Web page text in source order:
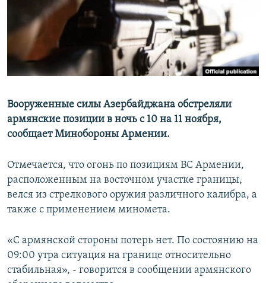
Հայերեն
English
Все сайты Радио Азатутюн
Вооруженные силы Азербайджана обстреляли
армянские позиции в ночь с 10 на 11 ноября,
сообщает Минобороны Армении.
Отмечается, что огонь по позициям ВС Армении,
расположенным на восточном участке границы,
велся из стрелкового оружия различного калибра, а
также с применением миномета.
«С армянской стороны потерь нет. По состоянию на
09:00 утра ситуация на границе относительно
стабильная», - говорится в сообщении армянского